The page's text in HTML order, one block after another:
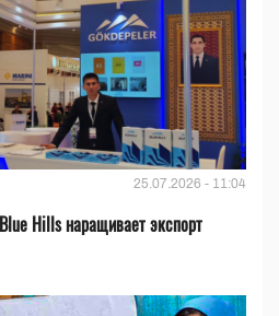
25.07.2026 - 11:04
Hills наращивает экспорт